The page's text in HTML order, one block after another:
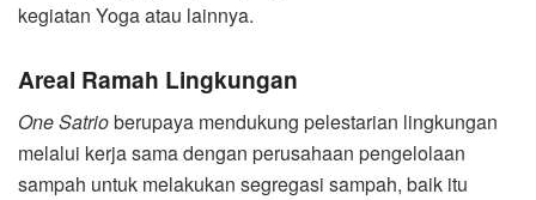
kegiatan Yoga atau lainnya.
Areal Ramah Lingkungan
One Satrioberupaya mendukung pelestarian lingkungan
melalui kerja sama dengan perusahaan pengelolaan
sampah untuk melakukan segregasi sampah, baik itu